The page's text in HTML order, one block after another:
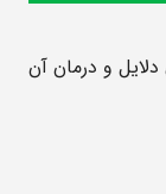
و درمان آن